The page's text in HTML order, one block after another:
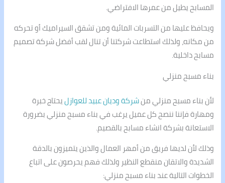
المسابح يطيل من عمرها الافتراضي.
ويحافظ عليها من التسربات المائية ومن تشقق السيراميك أو تحركه
من مكانه، ولذلك استطاعت شركتنا أن تنال لقب أفضل شركة تصميم
مسابح داخلية.
بناء مسبح منزلي
لأن بناء مسبح منزلي منشركة وديان عبيد للعوازليحتاج خبرة
ومهارة فإننا ننصح كل عميل يرغب في بناء مسبح منزلي بضرورة
الاستعانة بشركة انشاء مسابح بالقصيم.
وذلك لأن لديها فريق من أمهر العمال والذين يتميزون بالدقة
الشديدة والاتقان منقطع النظير ولذلك فهم يحرصون على اتباع
الخطوات التالية عند بناء مسبح منزلي: